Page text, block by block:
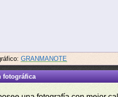
GRANMANOTE
fotográfica